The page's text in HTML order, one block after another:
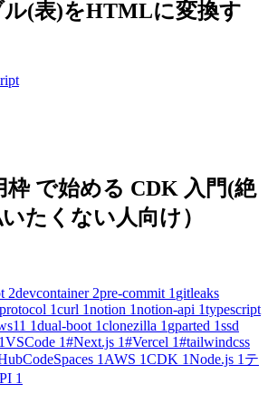
ル(表)をHTMLに変換す
枠 で始める CDK 入門(絶
たくない人向け）
2devcontainer 2pre-commit 1 gitleaks
protocol 1curl 1notion 1notion-api 1typescript
1dual-boot 1clonezilla 1 gparted 1ssd
1VSCode 1#Next.js 1#Vercel 1#tailwindcss
1 AWS 1CDK 1Node.js 1 テ
1